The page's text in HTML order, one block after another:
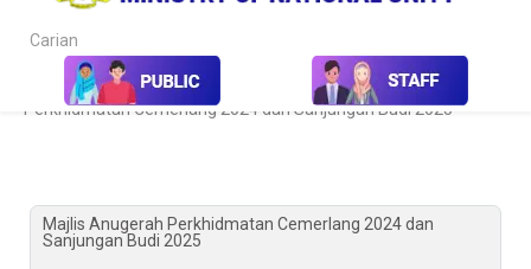
Carian...
Kalendar Aktiviti & Program
Majlis Anugerah
Perkhidmatan Cemerlang 2024 dan Sanjungan Budi 2025
Majlis Anugerah Perkhidmatan Cemerlang 2024 dan
Sanjungan Budi 2025